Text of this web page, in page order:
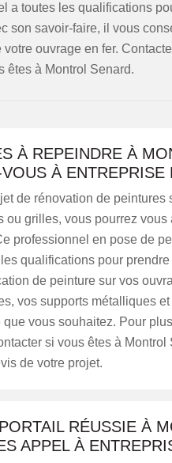
a toutes les qualifications
son savoir-faire, il vous
ouvrage en fer.
êtes à Montrol Senard.
À REPEINDRE À
À ENTREPRISE
de rénovation de peintures
ou grilles, vous pourrez vous
professionnel en pose de
qualifications pour
de peinture sur vos
vos supports métalliques
vous souhaitez. Pour
si vous êtes à Montrol
de votre projet.
RÉUSSIE À
APPEL À